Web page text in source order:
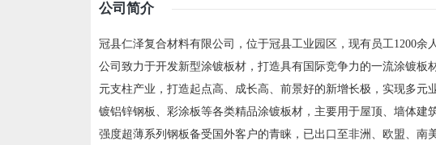
公司简介
冠县仁泽复合材料有限公司，位于冠县工业园区，现有员工1200
公司致力于开发新型涂镀板材，打造具有国际竞争力的一流涂镀
元支柱产业，打造起点高、成长高、前景好的新增长极，实现多元
镀铝锌钢板、彩涂板等各类精品涂镀板材，主要用于屋顶、墙体
强度超薄系列钢板备受国外客户的青睐，已出口至非洲、欧盟、南